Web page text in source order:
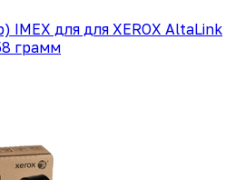
IMEX для для XEROX AltaLink
грамм